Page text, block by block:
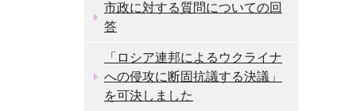
市政に対する質問についての回
答
「ロシア連邦によるウクライナ
への侵攻に断固抗議する決議」
を可決しました